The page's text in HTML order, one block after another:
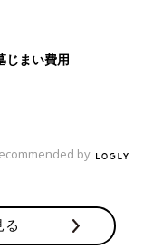
り返りでごめんなさ
てくれるまでの時
しかったです。
じまい費用
by